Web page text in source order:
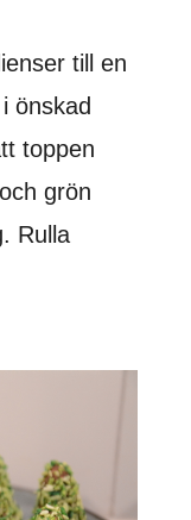
till en
önskad
toppen
grön
Rulla